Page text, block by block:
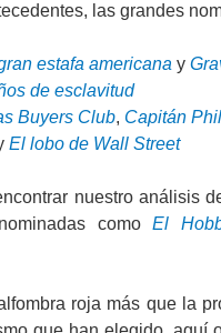
las grandes
estafa americana y
de esclavitud
Buyers Club, Capitán
El lobo de Wall Street
nuestro análisis
comoEl
roja más que la